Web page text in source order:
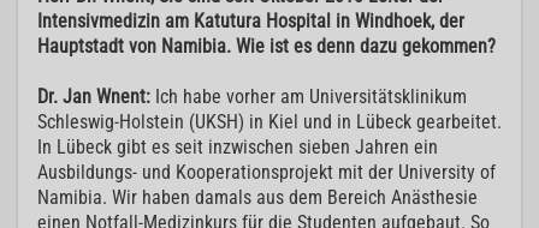
Intensivmedizin am Katutura Hospital in Windhoek, der
Hauptstadt von Namibia. Wie ist es denn dazu gekommen?
Dr. Jan Wnent: Ich habe vorher am Universitätsklinikum
Schleswig-Holstein (UKSH) in Kiel und in Lübeck gearbeitet.
In Lübeck gibt es seit inzwischen sieben Jahren ein
Ausbildungs- und Kooperationsprojekt mit der University of
Namibia. Wir haben damals aus dem Bereich Anästhesie
einen Notfall-Medizinkurs für die Studenten aufgebaut. So